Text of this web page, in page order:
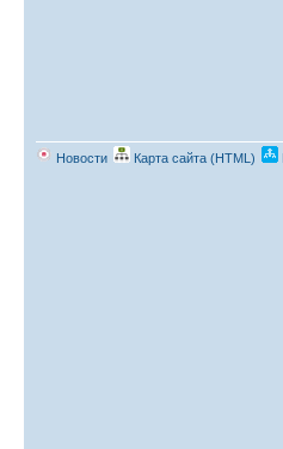
Новости Карта сайта (HTML)